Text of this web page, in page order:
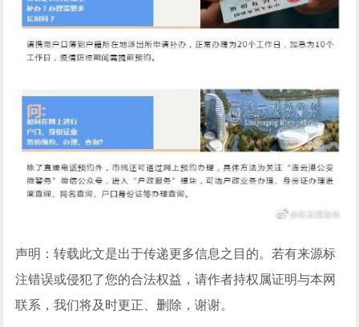
声明：转载此文是出于传递更多信息之目的。若有来源标
注错误或侵犯了您的合法权益，请作者持权属证明与本网
联系，我们将及时更正、删除，谢谢。